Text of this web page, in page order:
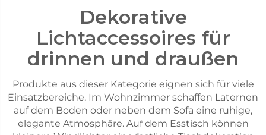
Dekorative
Lichtaccessoires für
drinnen und draußen
Produkte aus dieser Kategorie eignen sich für viele
Einsatzbereiche. Im Wohnzimmer schaffen Laternen
auf dem Boden oder neben dem Sofa eine ruhige,
elegante Atmosphäre. Auf dem Esstisch können